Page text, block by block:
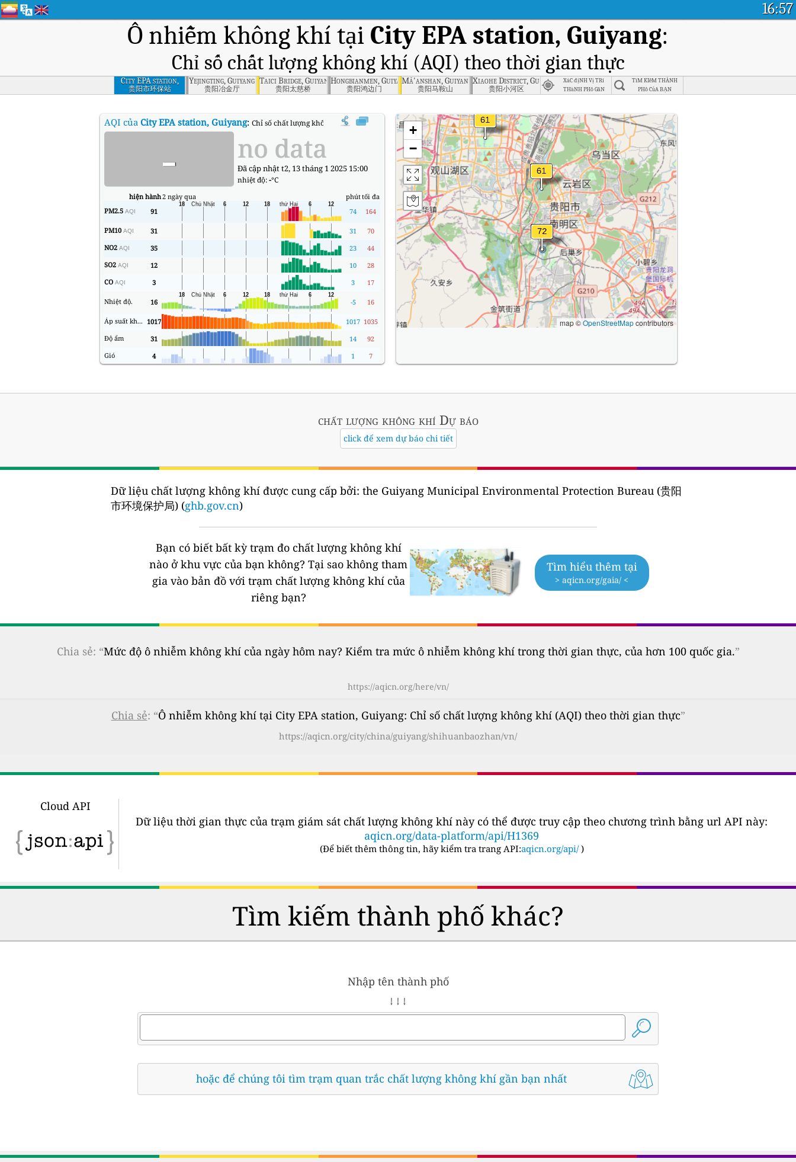
16:57
Ô nhiễm không khí tại City EPA station, Guiyang:
Chỉ số chất lượng không khí (AQI) theo thời gian thực
City EPA station,
Guiyang
贵阳市环保站
Yejingting, Guiyang
贵阳冶金厅
Taici Bridge, Guiyang
贵阳太慈桥
Hongbianmen, Guiyang
贵阳鸿边门
Mǎ'anshan, Guiyang
贵阳马鞍山
Xiaohe District, Guiyang
贵阳小河区
XáC địNH Vị TRí
THàNH PHố GầN
TìM KIếM THÀNH
PHố CủA BẠN
AQI của City EPA station, Guiyang: Chỉ số chất lượng không khí (AQI) thời gian thực City EPA station, Guiyang
- no data
Đã cập nhật t2, 13 tháng 1 2025 15:00
nhiệt độ:-°C
hiện hành2 ngày qua phúttối đa
PM2.5 AQI 91 74 164
PM10 AQI 31 31
70
NO2 AQI 35 23
44
SO2 AQI 12 10
28
CO AQI 3 3 17
Nhiệt độ. 16 -5 16
Áp suất không khí 1017 1017 1035
Độ ẩm
31 14
92
Gió
4 1 7
+
−
map ©OpenStreetMapcontributors
chất lượng không khí Dự báo
click để xem dự báo chi tiết
Dữ liệu chất lượng không khí được cung cấp bởi: the Guiyang Municipal Environmental Protection Bureau (贵阳
市环境保护局) (ghb.gov.cn)
Bạn có biết bất kỳ trạm đo chất lượng không khí
nào ở khu vực của bạn không? Tại sao không tham
gia vào bản đồ với trạm chất lượng không khí của
riêng bạn?
Tìm hiểu thêm tại
> aqicn.org/gaia/ <
Chia sẻ: “Mức độ ô nhiễm không khí của ngày hôm nay? Kiểm tra mức ô nhiễm không khí trong thời gian thực, của hơn 100 quốc gia.”
https://aqicn.org/here/vn/
Chia sẻ: “Ô nhiễm không khí tại City EPA station, Guiyang: Chỉ số chất lượng không khí (AQI) theo thời gian thực”
https://aqicn.org/city/china/guiyang/shihuanbaozhan/vn/
Cloud API
Dữ liệu thời gian thực của trạm giám sát chất lượng không khí này có thể được truy cập theo chương trình bằng url API này:
aqicn.org/data-platform/api/H1369
(Để biết thêm thông tin, hãy kiểm tra trang API:aqicn.org/api/ )
Tìm kiếm thành phố khác?
Nhập tên thành phố
↓ ↓ ↓
hoặc để chúng tôi tìm trạm quan trắc chất lượng không khí gần bạn nhất